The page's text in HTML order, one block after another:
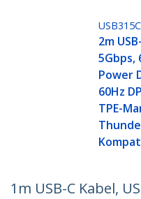
2m
5Gbps,
Power
60Hz
TPE-
1m USB-C Kabel,